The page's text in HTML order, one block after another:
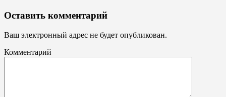
Оставить комментарий
Ваш электронный адрес не будет опубликован.
Комментарий